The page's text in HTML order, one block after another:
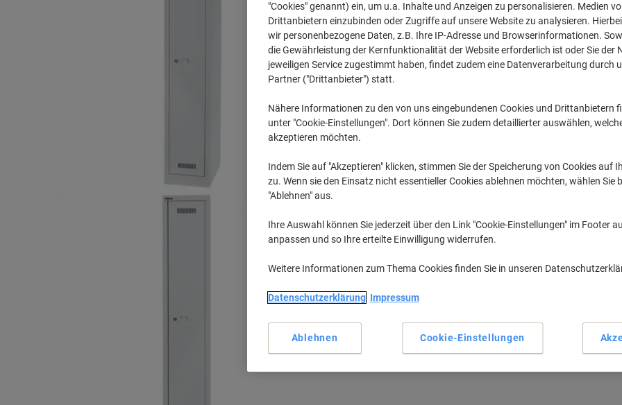
"Cookies" genannt) ein, um u.a. Inhalte und Anzeigen zu personalisieren. Medien
Drittanbietern einzubinden oder Zugriffe auf unsere Website zu analysieren.
wir personenbezogene Daten, z.B. Ihre IP-Adresse und Browserinformationen.
die Gewährleistung der Kernfunktionalität der Website erforderlich ist oder Sie der
jeweiligen Service zugestimmt haben, findet zudem eine Datenverarbeitung durch
Partner ("Drittanbieter") statt.
Nähere Informationen zu den von uns eingebundenen Cookies und Drittanbietern
unter "Cookie-Einstellungen". Dort können Sie zudem detaillierter auswählen,
akzeptieren möchten.
Indem Sie auf "Akzeptieren" klicken, stimmen Sie der Speicherung von Cookies auf
zu. Wenn sie den Einsatz nicht essentieller Cookies ablehnen möchten, wählen Sie
"Ablehnen" aus.
Ihre Auswahl können Sie jederzeit über den Link "Cookie-Einstellungen" im Footer
anpassen und so Ihre erteilte Einwilligung widerrufen.
Weitere Informationen zum Thema Cookies finden Sie in unseren
Datenschutzerklärung Impressum
Cookie-Einstellungen
Ablehnen